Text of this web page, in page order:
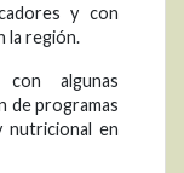
y con
la región.
con algunas
de programas
nutricional en